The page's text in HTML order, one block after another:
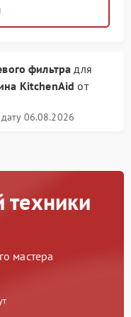
фильтра для
KitchenAid от
06.08.2026
техники
мастера